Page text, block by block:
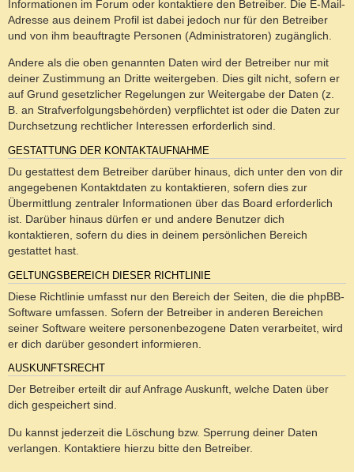
Informationen im Forum oder kontaktiere den Betreiber. Die E-Mail-
Adresse aus deinem Profil ist dabei jedoch nur für den Betreiber
und von ihm beauftragte Personen (Administratoren) zugänglich.
Andere als die oben genannten Daten wird der Betreiber nur mit
deiner Zustimmung an Dritte weitergeben. Dies gilt nicht, sofern er
auf Grund gesetzlicher Regelungen zur Weitergabe der Daten (z.
B. an Strafverfolgungsbehörden) verpflichtet ist oder die Daten zur
Durchsetzung rechtlicher Interessen erforderlich sind.
GESTATTUNG DER KONTAKTAUFNAHME
Du gestattest dem Betreiber darüber hinaus, dich unter den von dir
angegebenen Kontaktdaten zu kontaktieren, sofern dies zur
Übermittlung zentraler Informationen über das Board erforderlich
ist. Darüber hinaus dürfen er und andere Benutzer dich
kontaktieren, sofern du dies in deinem persönlichen Bereich
gestattet hast.
GELTUNGSBEREICH DIESER RICHTLINIE
Diese Richtlinie umfasst nur den Bereich der Seiten, die die phpBB-
Software umfassen. Sofern der Betreiber in anderen Bereichen
seiner Software weitere personenbezogene Daten verarbeitet, wird
er dich darüber gesondert informieren.
AUSKUNFTSRECHT
Der Betreiber erteilt dir auf Anfrage Auskunft, welche Daten über
dich gespeichert sind.
Du kannst jederzeit die Löschung bzw. Sperrung deiner Daten
verlangen. Kontaktiere hierzu bitte den Betreiber.